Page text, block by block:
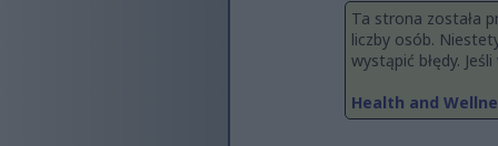
Ta strona została
liczby osób.
wystąpić błędy.
Health and